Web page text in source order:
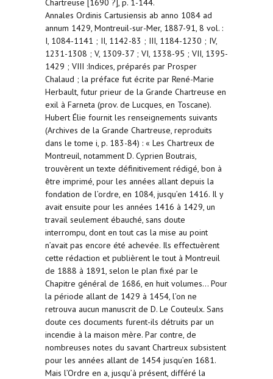
Chartreuse [1690 ?], p. 1-144.
Annales Ordinis Cartusiensis ab anno 1084 ad
annum 1429, Montreuil-sur-Mer, 1887-91, 8 vol. :
I, 1084-1141 ; II, 1142-83 ; III, 1184-1230 ; IV,
1231-1308 ; V, 1309-37 ; VI, 1338-95 ; VII, 1395-
1429 ; VIII :Indices, préparés par Prosper
Chalaud ; la préface fut écrite par René-Marie
Herbault, futur prieur de la Grande Chartreuse en
exil à Farneta (prov. de Lucques, en Toscane).
Hubert Élie fournit les renseignements suivants
(Archives de la Grande Chartreuse, reproduits
dans le tome i, p. 183-84) : « Les Chartreux de
Montreuil, notamment D. Cyprien Boutrais,
trouvèrent un texte définitivement rédigé, bon à
être imprimé, pour les années allant depuis la
fondation de l’ordre, en 1084, jusqu’en 1416. Il y
avait ensuite pour les années 1416 à 1429, un
travail seulement ébauché, sans doute
interrompu, dont en tout cas la mise au point
n’avait pas encore été achevée. Ils effectuèrent
cette rédaction et publièrent le tout à Montreuil
de 1888 à 1891, selon le plan fixé par le
Chapitre général de 1686, en huit volumes… Pour
la période allant de 1429 à 1454, l’on ne
retrouva aucun manuscrit de D. Le Couteulx. Sans
doute ces documents furent-ils détruits par un
incendie à la maison mère. Par contre, de
nombreuses notes du savant Chartreux subsistent
pour les années allant de 1454 jusqu’en 1681.
Mais l’Ordre en a, jusqu’à présent, différé la